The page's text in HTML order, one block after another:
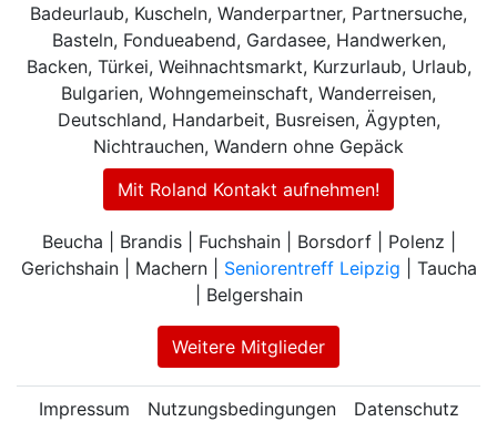
Badeurlaub, Kuscheln, Wanderpartner, Partnersuche,
Basteln, Fondueabend, Gardasee, Handwerken,
Backen, Türkei, Weihnachtsmarkt, Kurzurlaub, Urlaub,
Bulgarien, Wohngemeinschaft, Wanderreisen,
Deutschland, Handarbeit, Busreisen, Ägypten,
Nichtrauchen, Wandern ohne Gepäck
Mit Roland Kontakt aufnehmen!
Beucha | Brandis | Fuchshain | Borsdorf | Polenz |
Gerichshain | Machern | Seniorentreff Leipzig | Taucha
| Belgershain
Weitere Mitglieder
Impressum Nutzungsbedingungen Datenschutz